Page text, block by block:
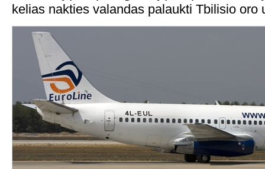
kelias nakties valandas palaukti Tbilisio oro